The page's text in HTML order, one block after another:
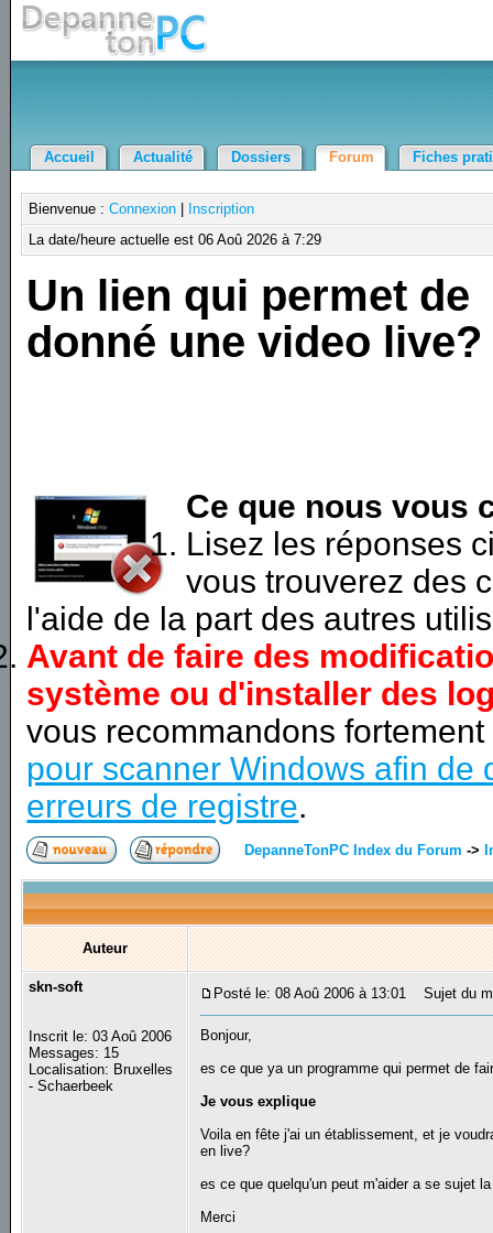
Accueil Actualité Dossiers Forum Fiches
Bienvenue :Connexion
Inscription
La date/heure actuelle est 06 Aoû 2026 à 7:29
Un lien qui permet de
donné une video live?
Ce que nous vous
Lisez les réponses
vous trouverez des
l'aide de la part des autres
Avant de faire des
système ou d'installer des
vous recommandons
pour scanner Windows afin de
erreurs de registre.
DepanneTonPC Index du Forum ->
Auteur
skn-soft
Inscrit le: 03 Aoû 2006
Messages: 15
Localisation: Bruxelles
- Schaerbeek
Posté le: 08 Aoû 2006 à 13:01 Sujet du
Bonjour,
es ce que ya un programme qui permet de
Je vous explique
Voila en fête j'ai un établissement, et je
en live?
es ce que quelqu'un peut m'aider a se sujet
Merci